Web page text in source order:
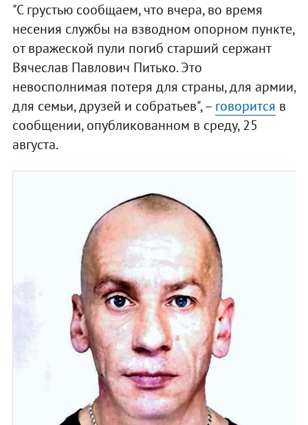
"С грустью сообщаем, что вчера, во время
несения службы на взводном опорном пункте,
от вражеской пули погиб старший сержант
Вячеслав Павлович Питько. Это
невосполнимая потеря для страны, для армии,
для семьи, друзей и собратьев", – говорится в
сообщении, опубликованном в среду, 25
августа.